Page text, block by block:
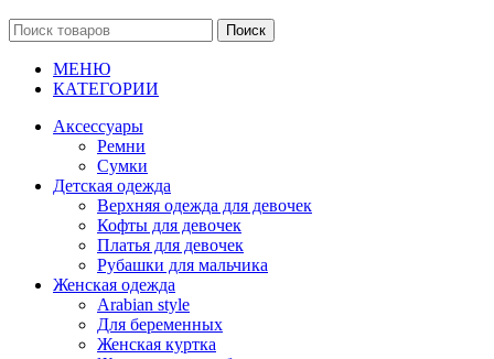
Поиск
МЕНЮ
КАТЕГОРИИ
Аксессуары
Ремни
Сумки
Детская одежда
Верхняя одежда для девочек
Кофты для девочек
Платья для девочек
Рубашки для мальчика
Женская одежда
Arabian style
Для беременных
Женская куртка